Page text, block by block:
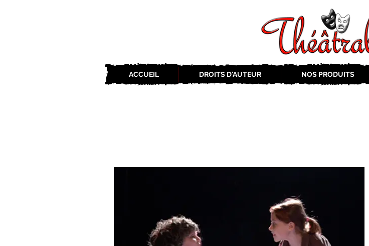
ACCUEIL DROITS D'AUTEUR NOS PRODUITS